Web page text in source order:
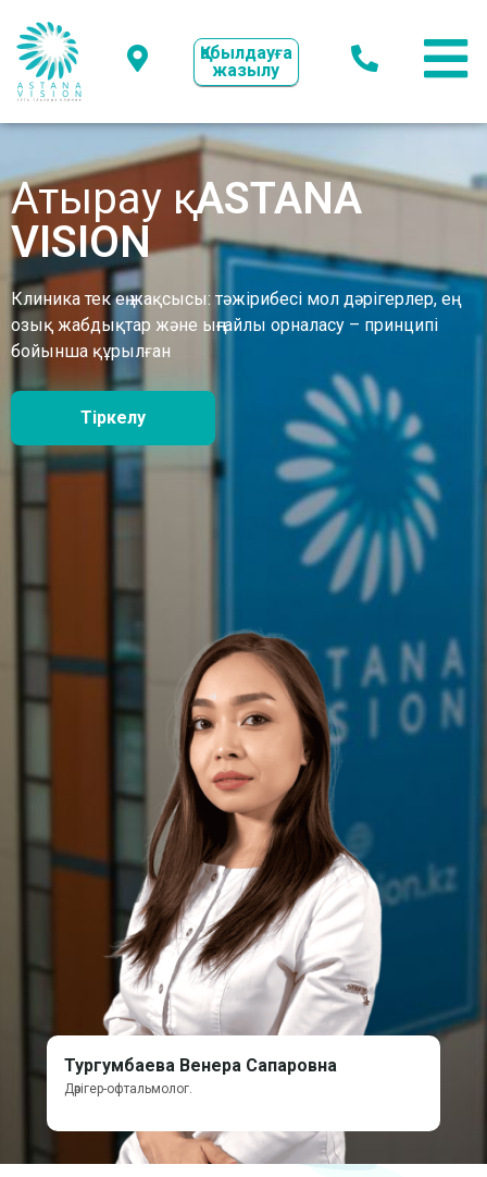
Қабылдауға
жазылу
Атырау қ.ASTANA
VISION
Клиника тек ең жақсысы: тәжірибесі мол дәрігерлер, ең
озық жабдықтар және ыңғайлы орналасу – принципі
бойынша құрылған
Тіркелу
Тургумбаева Венера Сапаровна
Дәрігер-офтальмолог.